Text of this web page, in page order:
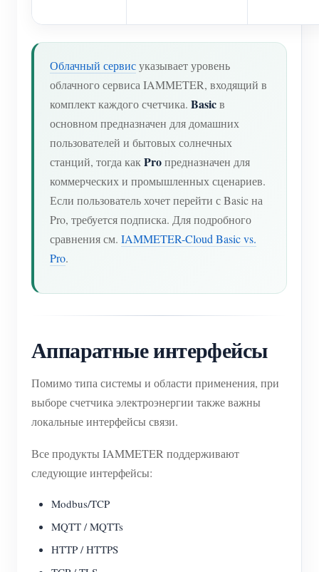
Облачный сервисуказывает уровень
облачного сервиса IAMMETER, входящий в
комплект каждого счетчика. Basicв
основном предназначен для домашних
пользователей и бытовых солнечных
станций, тогда какProпредназначен для
коммерческих и промышленных сценариев.
Если пользователь хочет перейти с Basic на
Pro, требуется подписка. Для подробного
сравнения см. IAMMETER-Cloud Basic vs.
Pro.
Аппаратные интерфейсы
Помимо типа системы и области применения, при
выборе счетчика электроэнергии также важны
локальные интерфейсы связи.
Все продукты IAMMETER поддерживают
следующие интерфейсы:
Modbus/TCP
MQTT / MQTTs
HTTP / HTTPS